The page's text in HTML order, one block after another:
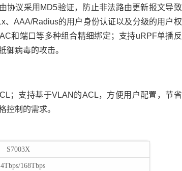
协议采用MD5验证，防止非法路由更新报文导致
、AAA/Radius的用户身份认证以及分级的用户权
和端口等多种组合精细绑定；支持uRPF单播反
御病毒的攻击。
；支持基于VLAN的ACL，方便用户配置，节省
控制的需求。
S7003X
168Tbps